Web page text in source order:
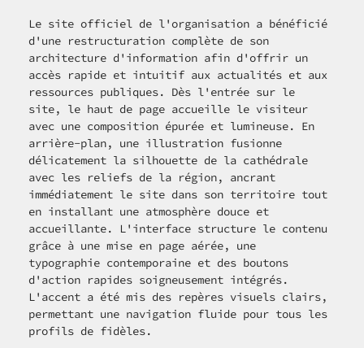
Le site officiel de l'organisation a bénéficié
d'une restructuration complète de son
architecture d'information afin d'offrir un
accès rapide et intuitif aux actualités et aux
ressources publiques. Dès l'entrée sur le
site, le haut de page accueille le visiteur
avec une composition épurée et lumineuse. En
arrière-plan, une illustration fusionne
délicatement la silhouette de la cathédrale
avec les reliefs de la région, ancrant
immédiatement le site dans son territoire tout
en installant une atmosphère douce et
accueillante. L'interface structure le contenu
grâce à une mise en page aérée, une
typographie contemporaine et des boutons
d'action rapides soigneusement intégrés.
L'accent a été mis des repères visuels clairs,
permettant une navigation fluide pour tous les
profils de fidèles.